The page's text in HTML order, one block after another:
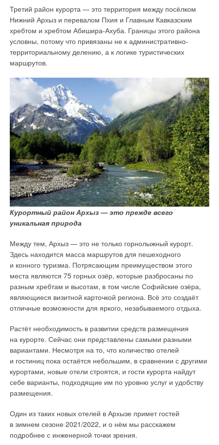
Третий район курорта — это территория между посёлком
Нижний Архыз и перевалом Пхия и Главным Кавказским
хребтом и хребтом Абишира-Ахуба. Границы этого района
условны, потому что привязаны не к административно-
территориальному делению, а к логике туристических
маршрутов.
Курортный район Архыз — это прежде всего
уникальная природа
Между тем, Архыз — это не только горнолыжный курорт.
Здесь находится масса маршрутов для пешеходного
и конного туризма. Потрясающим преимуществом этого
места являются 75 горных озёр, которые разбросаны по
разным хребтам и высотам, в том числе Софийские озёра,
являющиеся визитной карточкой региона. Всё это создаёт
отличные возможности для яркого, незабываемого отдыха.
Растёт необходимость в развитии средств размещения
на курорте. Сейчас они представлены самыми разными
вариантами. Несмотря на то, что количество отелей
и гостиниц пока остаётся небольшим, в сравнении с другими
курортами, новые отели строятся, и гости курорта найдут
себе варианты, подходящие им по уровню услуг и удобству
размещения.
Один из таких новых отелей в Архызе примет гостей
в зимнем сезоне 2021/2022, и о нём мы расскажем
подробнее с инженерной точки зрения.
в конкурсе муниципальных образований. Таким образом,
в рамках конкурса Окуловский район получит 20 млн руб.
Фото 2. Установка теплового насоса GSHP 27 TR в
действующей котельной
Практика из Окуловского района по использованию
геотермального теплового насоса
(фото 1, 2) для отопления помещений филиала детского
сада №6 в селе Берёзовик заняла первое место в номинации
«Градостроительная политика, обеспечение благоприятной
среды жизнедеятельности и развитие жилищно-
коммунального хозяйства».
Уникальность данной практики заключается в снижении
затрат на отопление социально значимых объектов,
повышении стабильности подачи тепла, а также в снижении
нагрузки на электросеть. Источником тепла может быть
любая среда вне помещения, температура которой зимой
выше0°C: «зелёная» энергетика, непромерзающий водоём
или река, колодец с достаточным количеством воды или
грунт ниже точки промерзания. В результате реализации
проекта потребление электроэнергии снижается на 4
Предпосылки для реализации этого проекта возникли,
с одной стороны, из-за потребности учреждения
«Крышные котельные занимают меньше места, очень
энергоэффективные, за счёт отсутствия теплотрасс
не требуют дополнительного оборудования, всё
тепловое распределение происходит в самой котельной,
что делает их менее затратными
заместитель директора филиала АО «Мособлгаз Юг». —
Учитывая всё это, по мере развития технологий,
крышные котельные могут получить более массовое
применение в будущем».
Бизнес-центр Comсity (Москва) — один из ярких примеров
обустройства крышных котельных. Крупномасштабный
технологий, отвечает требованиям к офисной недвижимости
класса А. Это современные планировочные и дизайнерские
решения, инженерные коммуникации, автоматизированные